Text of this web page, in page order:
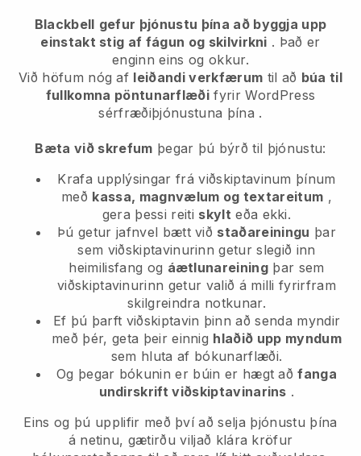
Blackbell gefur þjónustu þína að byggja upp
einstakt stig af fágun og skilvirkni . Það er
enginn eins og okkur.
Við höfum nóg af leiðandi verkfærum til að búa til
fullkomna pöntunarflæði fyrir WordPress
sérfræðiþjónustuna þína .
Bæta við skrefum þegar þú býrð til þjónustu:
Krafa upplýsingar frá viðskiptavinum þínum
með kassa, magnvælum og textareitum ,
gera þessi reiti skylt eða ekki.
Þú getur jafnvel bætt við staðareiningu þar
sem viðskiptavinurinn getur slegið inn
heimilisfang og áætlunareining þar sem
viðskiptavinurinn getur valið á milli fyrirfram
skilgreindra notkunar.
Ef þú þarft viðskiptavin þinn að senda myndir
með þér, geta þeir einnig hlaðið upp myndum
sem hluta af bókunarflæði.
Og þegar bókunin er búin er hægt aðfanga
undirskrift viðskiptavinarins .
Eins og þú upplifir með því að selja þjónustu þína
á netinu, gætirðu viljað klára kröfur